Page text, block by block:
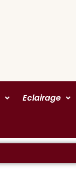
Eclairage